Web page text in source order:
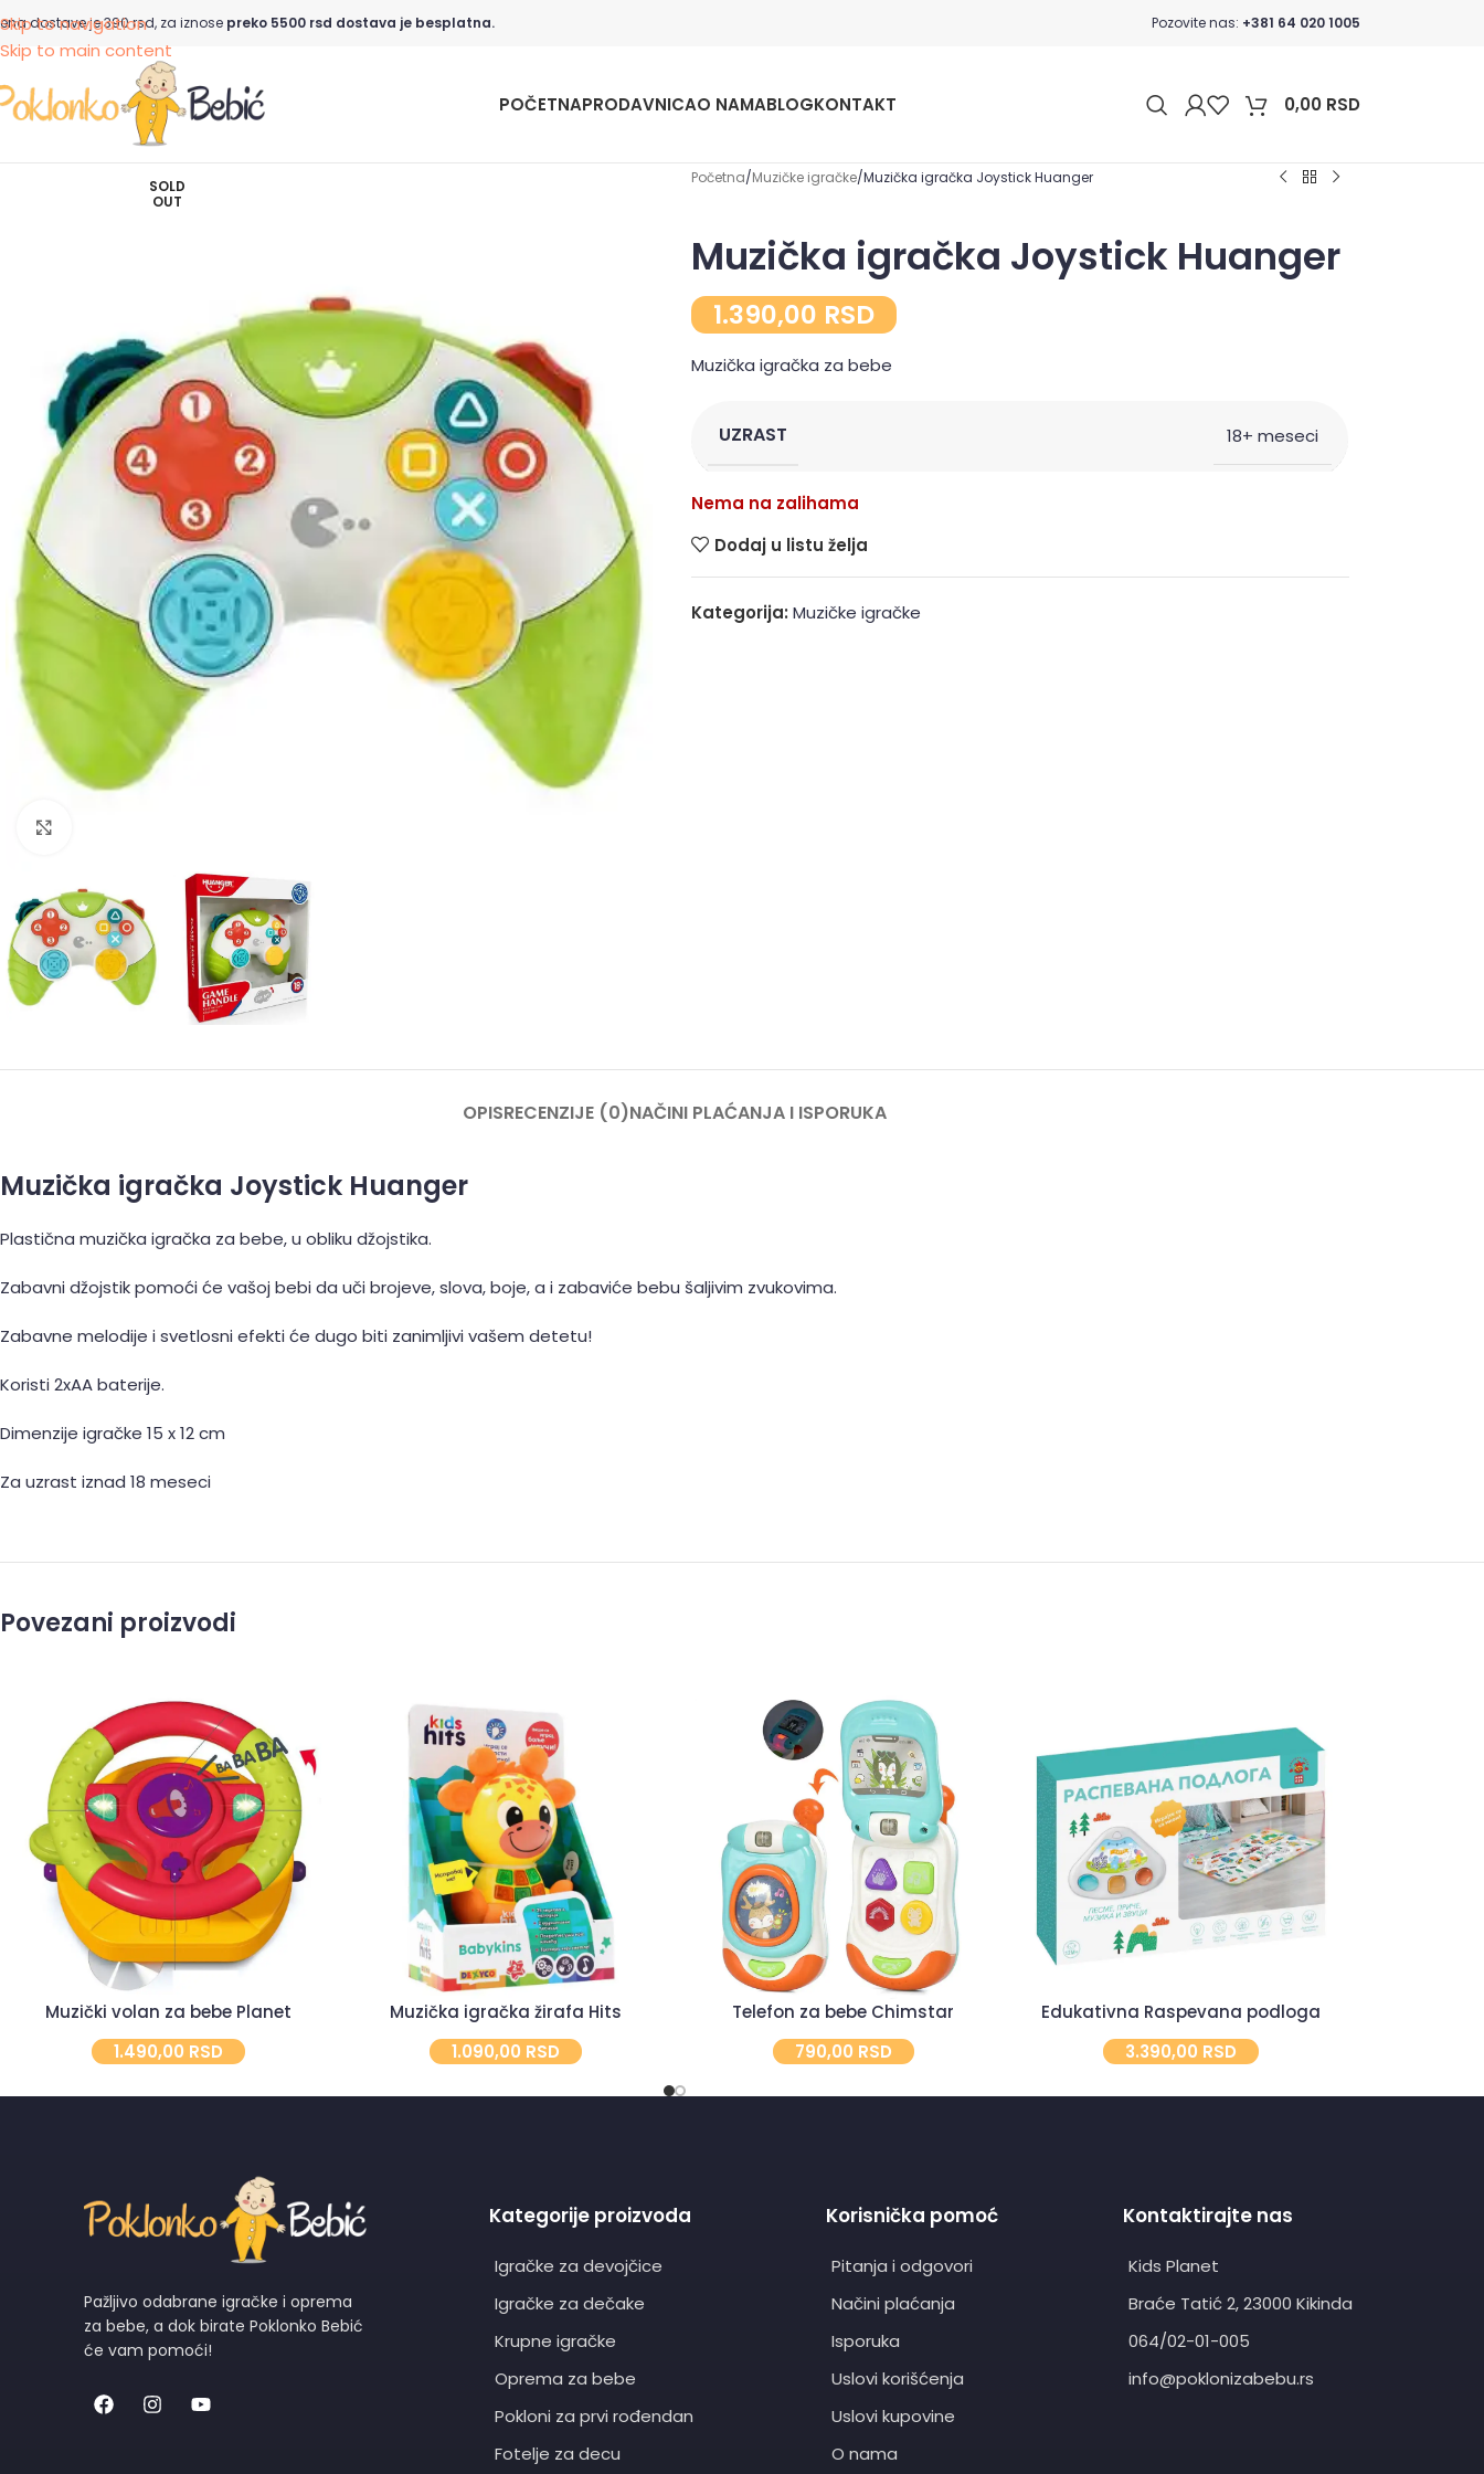
Skip to navigation
Skip to main content
dostave je 390 rsd, za iznose preko 5500 rsd dostava je besplatna. Pozovite nas: +381 64 020 1005
POČETNAPRODAVNICAO NAMABLOGKONTAKT 0,00 RSD
SOLD
OUT
Početna Muzičke igračke Muzička igračka Joystick Huanger
Muzička igračka Joystick Huanger
1.390,00 RSD
Muzička igračka za bebe
UZRAST 18+ meseci
Nema na zalihama
Dodaj u listu želja
Kategorija: Muzičke igračke
OPISRECENZIJE (0)NAČINI PLAĆANJA I ISPORUKA
Muzička igračka Joystick Huanger
Plastična muzička igračka za bebe, u obliku džojstika.
Zabavni džojstik pomoći će vašoj bebi da uči brojeve, slova, boje, a i zabaviće bebu šaljivim zvukovima.
Zabavne melodije i svetlosni efekti će dugo biti zanimljivi vašem detetu!
Koristi 2xAA baterije.
Dimenzije igračke 15 x 12 cm
Za uzrast iznad 18 meseci
Povezani proizvodi
Muzički volan za bebe Planet
1.490,00 RSD
Muzička igračka žirafa Hits
1.090,00 RSD
Telefon za bebe Chimstar
790,00 RSD
Edukativna Raspevana podloga
3.390,00 RSD
Pažljivo odabrane igračke i oprema
za bebe, a dok birate Poklonko Bebić
će vam pomoći!
Kategorije proizvoda
Igračke za devojčice
Igračke za dečake
Krupne igračke
Oprema za bebe
Pokloni za prvi rođendan
Fotelje za decu
Korisnička pomoć
Pitanja i odgovori
Načini plaćanja
Isporuka
Uslovi korišćenja
Uslovi kupovine
O nama
Kontaktirajte nas
Kids Planet
Braće Tatić 2, 23000 Kikinda
064/02-01-005
info@poklonizabebu.rs